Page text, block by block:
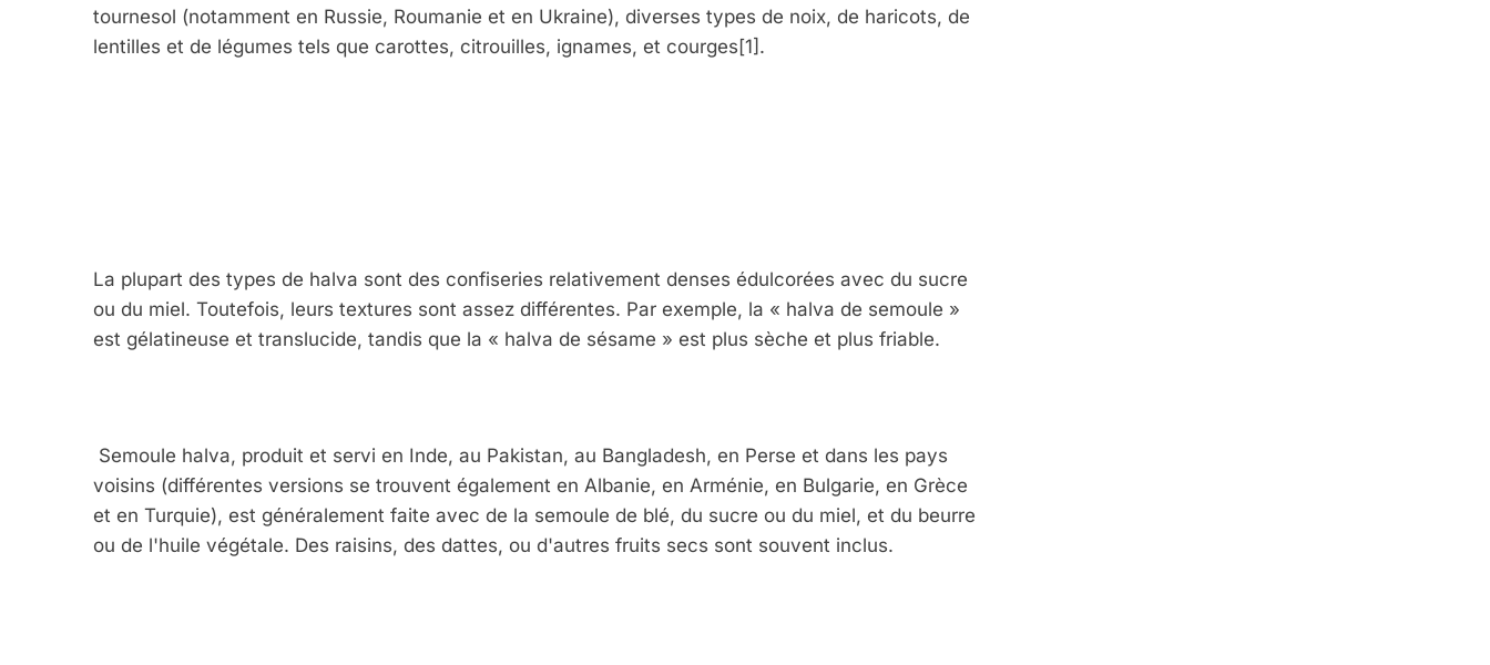
tournesol (notamment en Russie, Roumanie et en Ukraine), diverses types de noix, de haricots, de
lentilles et de légumes tels que carottes, citrouilles, ignames, et courges[1].
La plupart des types de halva sont des confiseries relativement denses édulcorées avec du sucre
ou du miel. Toutefois, leurs textures sont assez différentes. Par exemple, la « halva de semoule »
est gélatineuse et translucide, tandis que la « halva de sésame » est plus sèche et plus friable.
Semoule halva, produit et servi en Inde, au Pakistan, au Bangladesh, en Perse et dans les pays
voisins (différentes versions se trouvent également en Albanie, en Arménie, en Bulgarie, en Grèce
et en Turquie), est généralement faite avec de la semoule de blé, du sucre ou du miel, et du beurre
ou de l'huile végétale. Des raisins, des dattes, ou d'autres fruits secs sont souvent inclus.